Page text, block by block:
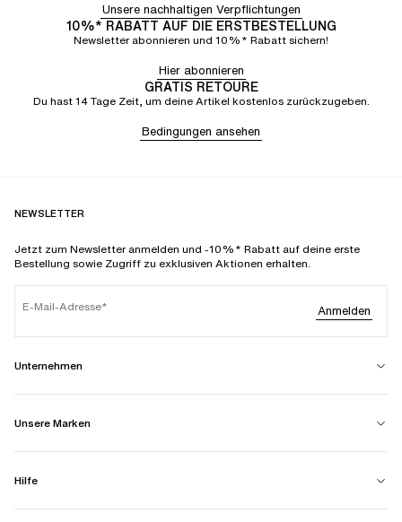
Unsere nachhaltigen Verpflichtungen
10%* RABATT AUF DIE ERSTBESTELLUNG
Newsletter abonnieren und 10%* Rabatt sichern!
Hier abonnieren
GRATIS RETOURE
Du hast 14 Tage Zeit, um deine Artikel kostenlos zurückzugeben.
Bedingungen ansehen
NEWSLETTER
Jetzt zum Newsletter anmelden und -10%* Rabatt auf deine erste
Bestellung sowie Zugriff zu exklusiven Aktionen erhalten.
E-Mail-Adresse Anmelden
Unternehmen
Unsere Marken
Hilfe